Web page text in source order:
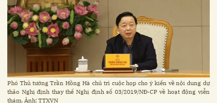
Phó Thủ tướng Trần Hồng Hà chủ trì cuộc họp cho ý kiến về nội dung dự
thảo Nghị định thay thế Nghị định số 03/2019/NĐ-CP về hoạt động viễn
thám. Ảnh: TTXVN